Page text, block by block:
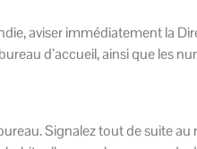
aviser immédiatement la
d’accueil, ainsi que les
Signalez tout de suite